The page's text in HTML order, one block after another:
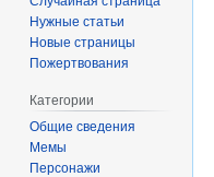
Нужные статьи
Новые страницы
Пожертвования
Категории
Общие сведения
Мемы
Персонажи